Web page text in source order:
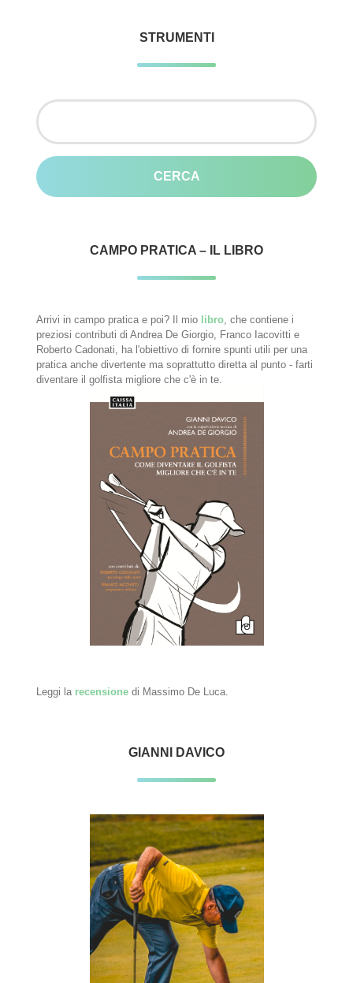
STRUMENTI
Ricerca
CAMPO PRATICA – IL LIBRO
Arrivi in campo pratica e poi? Il mio libro , che contiene i
preziosi contributi di Andrea De Giorgio, Franco Iacovitti e
Roberto Cadonati, ha l'obiettivo di fornire spunti utili per una
pratica anche divertente ma soprattutto diretta al punto - farti
diventare il golfista migliore che c'è in te.
Leggi la recensione di Massimo De Luca.
GIANNI DAVICO